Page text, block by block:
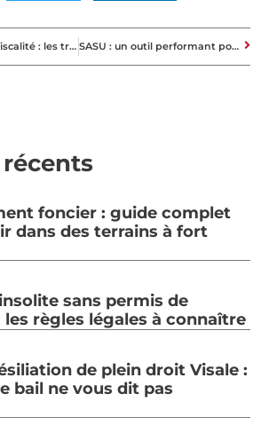
Optimisez votre fiscalité : les travaux déductibles d’impôts sur votre résidence principale en 2023 SASU : un outil performant pour investir dans l’immobilier commercial
foncier : guide complet
dans des terrains à fort
sans permis de
règles légales à connaître
de plein droit Visale :
bail ne vous dit pas